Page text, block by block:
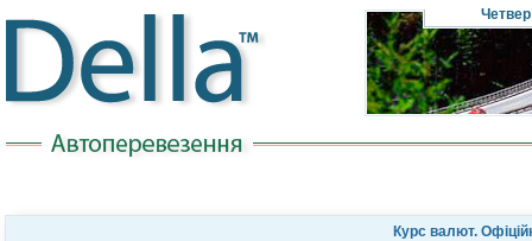
Четвер
Курс валют.